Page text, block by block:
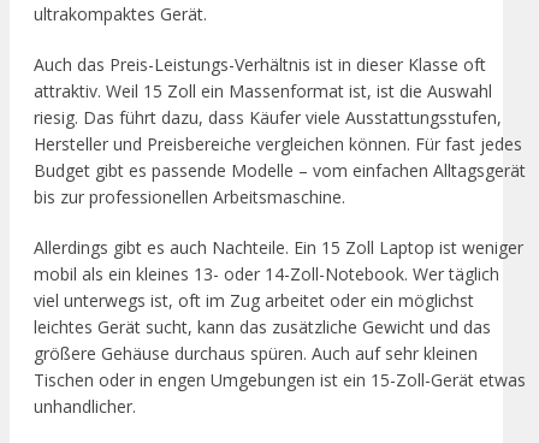
ultrakompaktes Gerät.
Auch das Preis-Leistungs-Verhältnis ist in dieser Klasse oft
attraktiv. Weil 15 Zoll ein Massenformat ist, ist die Auswahl
riesig. Das führt dazu, dass Käufer viele Ausstattungsstufen,
Hersteller und Preisbereiche vergleichen können. Für fast jedes
Budget gibt es passende Modelle – vom einfachen Alltagsgerät
bis zur professionellen Arbeitsmaschine.
Allerdings gibt es auch Nachteile. Ein 15 Zoll Laptop ist weniger
mobil als ein kleines 13- oder 14-Zoll-Notebook. Wer täglich
viel unterwegs ist, oft im Zug arbeitet oder ein möglichst
leichtes Gerät sucht, kann das zusätzliche Gewicht und das
größere Gehäuse durchaus spüren. Auch auf sehr kleinen
Tischen oder in engen Umgebungen ist ein 15-Zoll-Gerät etwas
unhandlicher.